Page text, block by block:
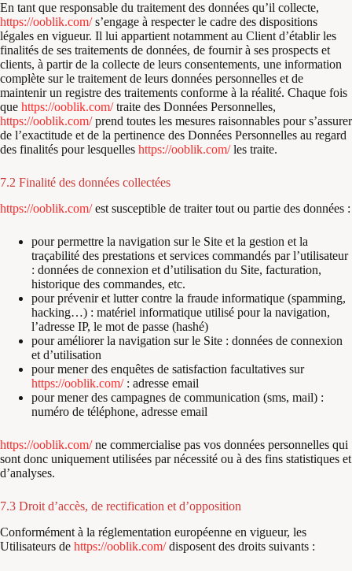
En tant que responsable du traitement des données qu’il collecte,
https://ooblik.com/s’engage à respecter le cadre des dispositions
légales en vigueur. Il lui appartient notamment au Client d’établir les
finalités de ses traitements de données, de fournir à ses prospects et
clients, à partir de la collecte de leurs consentements, une information
complète sur le traitement de leurs données personnelles et de
maintenir un registre des traitements conforme à la réalité. Chaque fois
que https://ooblik.com/traite des Données Personnelles,
https://ooblik.com/prend toutes les mesures raisonnables pour s’assurer
de l’exactitude et de la pertinence des Données Personnelles au regard
des finalités pour lesquelles https://ooblik.com/les traite.
7.2 Finalité des données collectées
https://ooblik.com/est susceptible de traiter tout ou partie des données :
pour permettre la navigation sur le Site et la gestion et la
traçabilité des prestations et services commandés par l’utilisateur
: données de connexion et d’utilisation du Site, facturation,
historique des commandes, etc.
pour prévenir et lutter contre la fraude informatique (spamming,
hacking…) : matériel informatique utilisé pour la navigation,
l’adresse IP, le mot de passe (hashé)
pour améliorer la navigation sur le Site : données de connexion
et d’utilisation
pour mener des enquêtes de satisfaction facultatives sur
https://ooblik.com/: adresse email
pour mener des campagnes de communication (sms, mail) :
numéro de téléphone, adresse email
https://ooblik.com/ne commercialise pas vos données personnelles qui
sont donc uniquement utilisées par nécessité ou à des fins statistiques et
d’analyses.
7.3 Droit d’accès, de rectification et d’opposition
Conformément à la réglementation européenne en vigueur, les
Utilisateurs de https://ooblik.com/disposent des droits suivants :